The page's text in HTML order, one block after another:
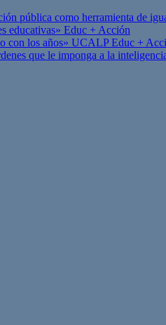
pública como herramienta de
educativas» Educ + Acción
con los años» UCALPEduc +
que le imponga a la